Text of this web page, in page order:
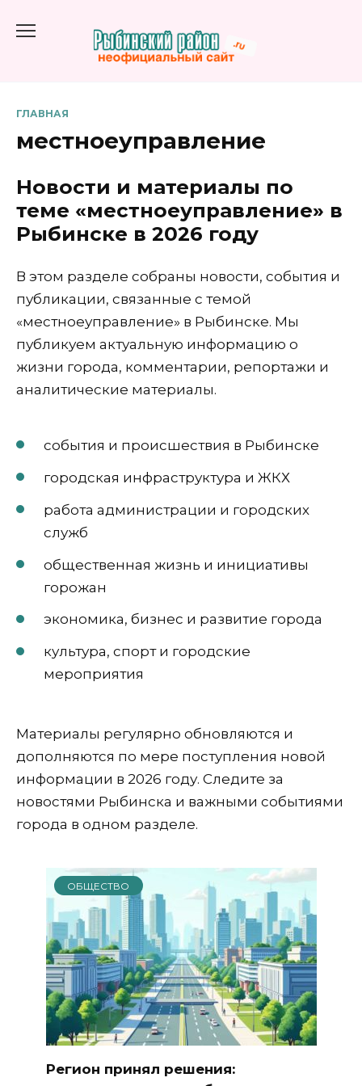
содержанию
ГЛАВНАЯ
местноеуправление
Новости и материалы по
теме «местноеуправление» в
Рыбинске в 2026 году
В этом разделе собраны новости, события и
публикации, связанные с темой
«местноеуправление» в Рыбинске. Мы
публикуем актуальную информацию о
жизни города, комментарии, репортажи и
аналитические материалы.
события и происшествия в Рыбинске
городская инфраструктура и ЖКХ
работа администрации и городских
служб
общественная жизнь и инициативы
горожан
экономика, бизнес и развитие города
культура, спорт и городские
мероприятия
Материалы регулярно обновляются и
дополняются по мере поступления новой
информации в 2026 году. Следите за
новостями Рыбинска и важными событиями
города в одном разделе.
ОБЩЕСТВО
Регион принял решения: